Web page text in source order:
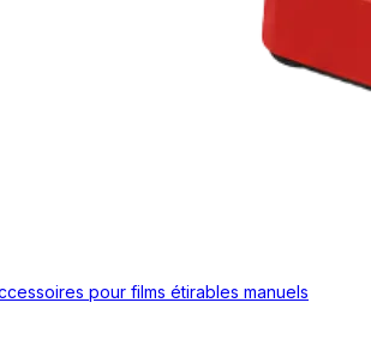
pour films étirables manuels